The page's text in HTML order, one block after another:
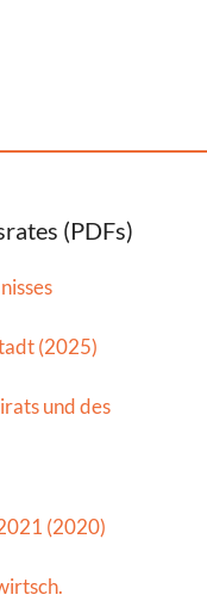
(PDFs)
(2025)
und des
(2020)